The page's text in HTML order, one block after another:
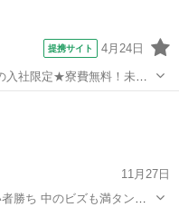
提携サイト 4月24日
社限定★寮費無料！未経
業で長期で働きたい方オス
！マイカー通勤OK！ワン
11月27日
勝ち 中のビズも満タンに